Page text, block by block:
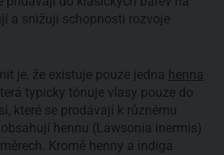
a snižují schopnosti rozvoje
je, že existuje pouze jedna henna
typicky tónuje vlasy pouze do
které se prodávají k různému
hennu (Lawsonia inermis)
Kromě henny a indiga